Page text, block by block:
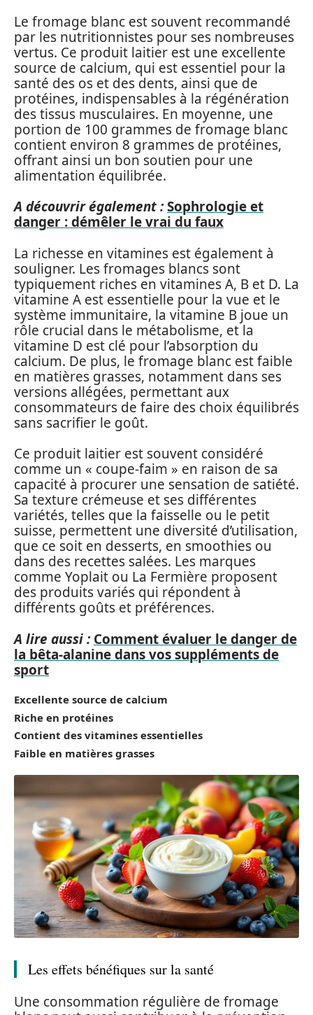
Le fromage blanc est souvent recommandé
par les nutritionnistes pour ses nombreuses
vertus. Ce produit laitier est une excellente
source de calcium, qui est essentiel pour la
santé des os et des dents, ainsi que de
protéines, indispensables à la régénération
des tissus musculaires. En moyenne, une
portion de 100 grammes de fromage blanc
contient environ 8 grammes de protéines,
offrant ainsi un bon soutien pour une
alimentation équilibrée.
A découvrir également :Sophrologie et
danger : démêler le vrai du faux
La richesse en vitamines est également à
souligner. Les fromages blancs sont
typiquement riches en vitamines A, B et D. La
vitamine A est essentielle pour la vue et le
système immunitaire, la vitamine B joue un
rôle crucial dans le métabolisme, et la
vitamine D est clé pour l’absorption du
calcium. De plus, le fromage blanc est faible
en matières grasses, notamment dans ses
versions allégées, permettant aux
consommateurs de faire des choix équilibrés
sans sacrifier le goût.
Ce produit laitier est souvent considéré
comme un « coupe-faim » en raison de sa
capacité à procurer une sensation de satiété.
Sa texture crémeuse et ses différentes
variétés, telles que la faisselle ou le petit
suisse, permettent une diversité d’utilisation,
que ce soit en desserts, en smoothies ou
dans des recettes salées. Les marques
comme Yoplait ou La Fermière proposent
des produits variés qui répondent à
différents goûts et préférences.
A lire aussi : Comment évaluer le danger de
la bêta-alanine dans vos suppléments de
sport
Excellente source de calcium
Riche en protéines
Contient des vitamines essentielles
Faible en matières grasses
Les effets bénéfiques sur la santé
Une consommation régulière de fromage